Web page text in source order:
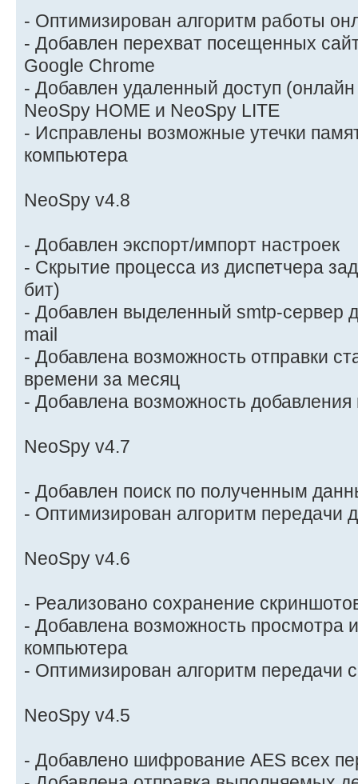
- Оптимизирован алгоритм работы
- Добавлен перехват посещенных
Google Chrome
- Добавлен удаленный доступ
NeoSpy HOME и NeoSpy LITE
- Исправлены возможные утечки
компьютера
NeoSpy v4.8
- Добавлен экспорт/импорт настроек
- Скрытие процесса из диспетчера
бит)
- Добавлен выделенный smtp-сервер
mail
- Добавлена возможность отправки
времени за месяц
- Добавлена возможность добавления
NeoSpy v4.7
- Добавлен поиск по полученным
- Оптимизирован алгоритм передачи
NeoSpy v4.6
- Реализовано сохранение
- Добавлена возможность просмотра
компьютера
- Оптимизирован алгоритм передачи
NeoSpy v4.5
- Добавлено шифрование AES всех